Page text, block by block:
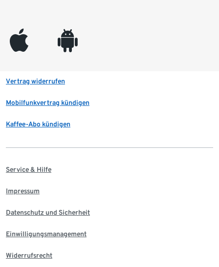
appleinc android
Vertrag widerrufen
Mobilfunkvertrag kündigen
Kaffee-Abo kündigen
Service & Hilfe
Impressum
Datenschutz und Sicherheit
Einwilligungsmanagement
Widerrufsrecht